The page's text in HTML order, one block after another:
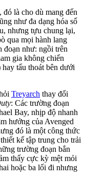
là cho dù mang đến
như đa dạng hóa số
nhưng tựu chung lại,
qua mọi hành lang
đoạn như: ngồi trên
gia không chiến
tẩu thoát bên dưới
Treyarch thay đổi
: Các trường đoạn
Bay, nhịp độ nhanh
hưởng của Avenged
đó là một công thức
kế tập trung cho trải
trường đoạn bắn
thấy cực kỳ mệt mỏi
hoặc ba lối đi nhưng